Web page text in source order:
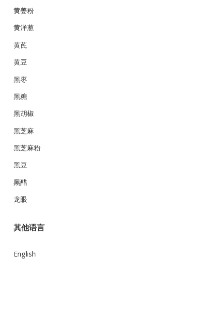
黄姜粉
黄洋葱
黄芪
黄豆
黑枣
黑糖
黑胡椒
黑芝麻
黑芝麻粉
黑豆
黑醋
龙眼
其他语言
English